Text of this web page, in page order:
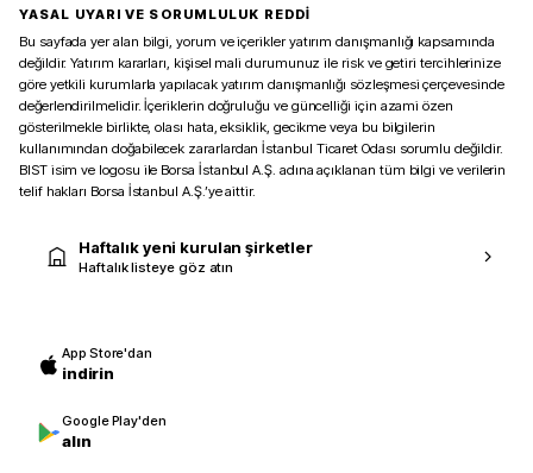
YASAL UYARI VE SORUMLULUK REDDİ
Bu sayfada yer alan bilgi, yorum ve içerikler yatırım danışmanlığı kapsamında
değildir. Yatırım kararları, kişisel mali durumunuz ile risk ve getiri tercihlerinize
göre yetkili kurumlarla yapılacak yatırım danışmanlığı sözleşmesi çerçevesinde
değerlendirilmelidir. İçeriklerin doğruluğu ve güncelliği için azami özen
gösterilmekle birlikte, olası hata, eksiklik, gecikme veya bu bilgilerin
kullanımından doğabilecek zararlardan İstanbul Ticaret Odası sorumlu değildir.
BIST isim ve logosu ile Borsa İstanbul A.Ş. adına açıklanan tüm bilgi ve verilerin
telif hakları Borsa İstanbul A.Ş.’ye aittir.
Haftalık yeni kurulan şirketler
Haftalık listeye göz atın
App Store'dan
indirin
Google Play'den
alın